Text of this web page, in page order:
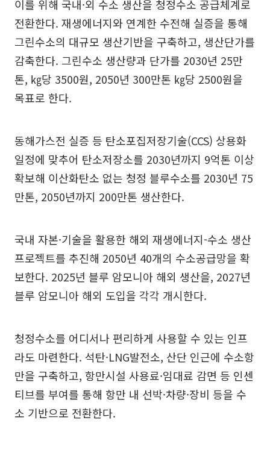
이를 위해 국내·외 수소 생산을 청정수소 공급체계로
전환한다. 재생에너지와 연계한 수전해 실증을 통해
그린수소의 대규모 생산기반을 구축하고, 생산단가를
감축한다. 그린수소 생산량과 단가를 2030년 25만
톤, ㎏당 3500원, 2050년 300만톤 ㎏당 2500원을
목표로 한다.
동해가스전 실증 등 탄소포집저장기술(CCS) 상용화
일정에 맞추어 탄소저장소를 2030년까지 9억톤 이상
확보해 이산화탄소 없는 청정 블루수소를 2030년 75
만톤, 2050년까지 200만톤 생산한다.
국내 자본·기술을 활용한 해외 재생에너지-수소 생산
프로젝트를 추진해 2050년 40개의 수소공급망을 확
보한다. 2025년 블루 암모니아 해외 생산을, 2027년
블루 암모니아 해외 도입을 각각 개시한다.
청정수소를 어디서나 편리하게 사용할 수 있는 인프
라도 마련한다. 석탄·LNG발전소, 산단 인근에 수소항
만을 구축하고, 항만시설 사용료·임대료 감면 등 인센
티브를 부여를 통해 항만 내 선박·차량·장비 등을 수
소 기반으로 전환한다.